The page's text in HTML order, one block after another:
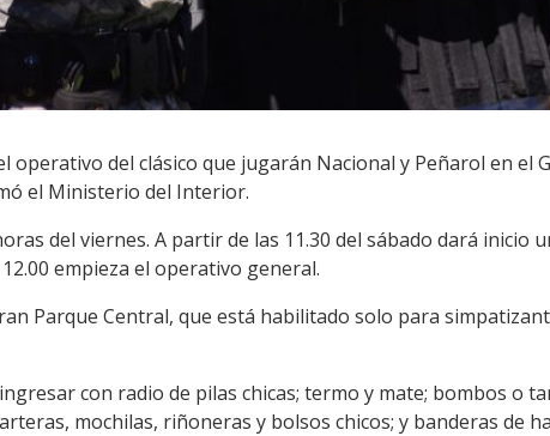
operativo del clásico que jugarán Nacional y Peñarol en el
el Ministerio del Interior.
del viernes. A partir de las 11.30 del sábado dará inicio
empieza el operativo general.
Parque Central, que está habilitado solo para
con radio de pilas chicas; termo y mate; bombos o
mochilas, riñoneras y bolsos chicos; y banderas de